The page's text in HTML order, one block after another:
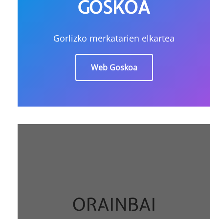
GOSKOA
Gorlizko merkatarien elkartea
Web Goskoa
ORAINBAI